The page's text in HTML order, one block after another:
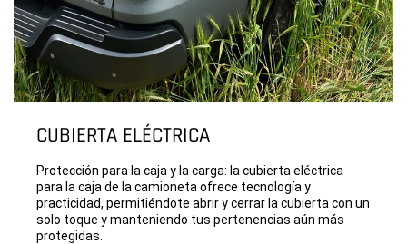
CUBIERTA ELÉCTRICA
Protección para la caja y la carga: la cubierta eléctrica
para la caja de la camioneta ofrece tecnología y
practicidad, permitiéndote abrir y cerrar la cubierta con un
solo toque y manteniendo tus pertenencias aún más
protegidas.